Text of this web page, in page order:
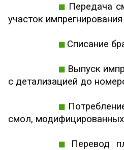
Передача
участок импрегнирования
Списание
Выпуск
с детализацией до
смол,
Перевод